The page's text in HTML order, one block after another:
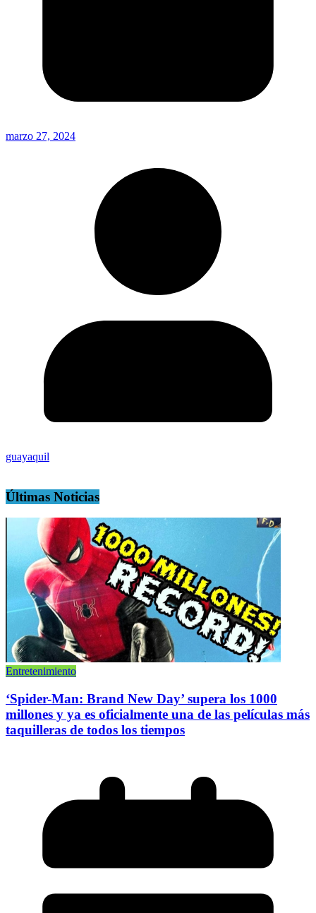
marzo 27, 2024
guayaquil
Últimas Noticias
Entretenimiento
‘Spider-Man: Brand New Day’ supera los 1000
millones y ya es oficialmente una de las películas más
taquilleras de todos los tiempos